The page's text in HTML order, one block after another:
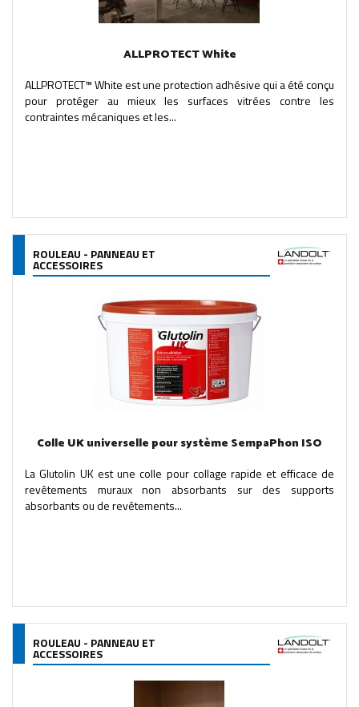
ALLPROTECT White
ALLPROTECT™ White est une protection adhésive qui a été conçu
pour protéger au mieux les surfaces vitrées contre les
contraintes mécaniques et les...
ROULEAU - PANNEAU ET
ACCESSOIRES
Colle UK universelle pour système SempaPhon ISO
La Glutolin UK est une colle pour collage rapide et efficace de
revêtements muraux non absorbants sur des supports
absorbants ou de revêtements...
ROULEAU - PANNEAU ET
ACCESSOIRES